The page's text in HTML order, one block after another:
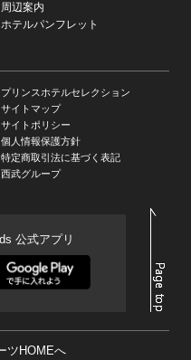
周辺案内
ホテルパンフレット
プリンスホテルセレクション
サイトマップ
サイトポリシー
個人情報保護方針
特定商取引法に基づく表記
西武グループ
公式アプリ
ツHOMEへ